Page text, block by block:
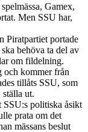
Gamex,
Men SSU har,
Piratpartiet portade
behöva ta del av
om fildelning.
och kommer från
tillåts SSU, som
ut.
SSU:s politiska åsikt
prata om det
mässans beslut